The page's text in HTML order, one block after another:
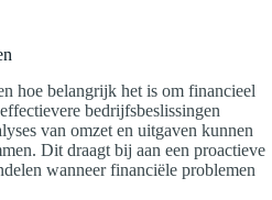
hoe belangrijk het is om financieel
bedrijfsbeslissingen
van omzet en uitgaven kunnen
Dit draagt bij aan een proactieve
wanneer financiële problemen